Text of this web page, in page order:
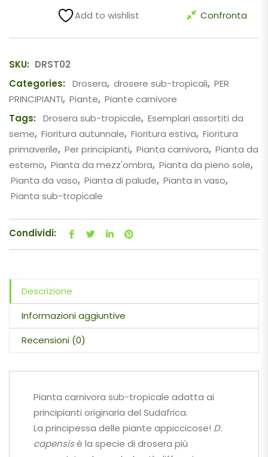
Add to wishlist Confronta
SKU: DRST02
Categories: Drosera, drosere sub-tropicali, PER
PRINCIPIANTI, Piante, Piante carnivore
Tags: Drosera sub-tropicale, Esemplari assortiti da
seme, Fioritura autunnale, Fioritura estiva, Fioritura
primaverile, Per principianti, Pianta carnivora, Pianta da
esterno, Pianta da mezz'ombra, Pianta da pieno sole,
Pianta da vaso, Pianta di palude, Pianta in vaso,
Pianta sub-tropicale
Condividi:
Descrizione
Informazioni aggiuntive
Recensioni (0)
Pianta carnivora sub-tropicale adatta ai
principianti originaria del Sudafrica.
La principessa delle piante appiccicose! D.
capensisè la specie di drosera più